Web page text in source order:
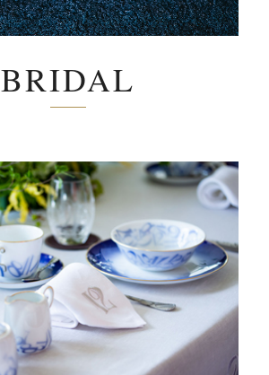
BRIDAL